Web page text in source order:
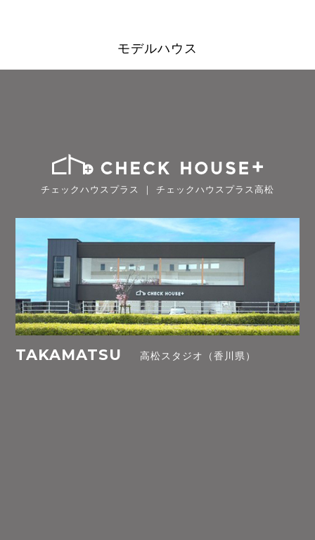
モデルハウス
チェックハウスプラス ｜ チェックハウスプラス高松
TAKAMATSU 高松スタジオ（香川県）